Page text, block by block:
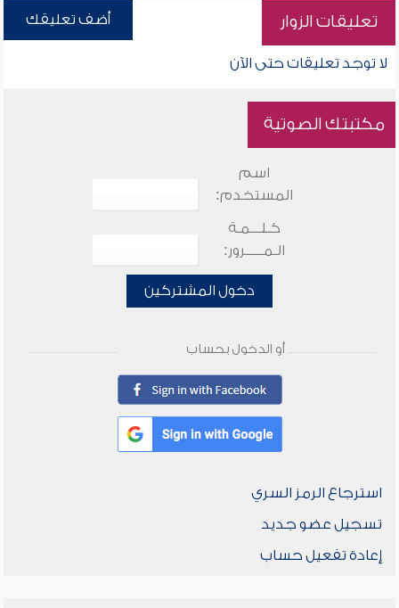
تعليقات الزوار أضف تعليقك
لا توجد تعليقات حتى الآن
مكتبتك الصوتية
اسم
المستخدم:
كـلـــمـة
الـمـــــرور:
دخول المشتركين
أو الدخول بحساب
استرجاع الرمز السري
تسجيل عضو جديد
إعادة تفعيل حساب